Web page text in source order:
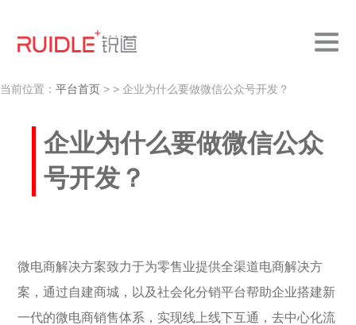
当前位置： 平台首页 > > 企业为什么要做微信公众号开发？
企业为什么要做微信公众
号开发？
微电商解决方案致力于为零售业提供全渠道电商解决方
案，通过自建商城，以及社会化分销平台帮助企业搭建新
一代的微电商销售体系，实现线上线下互通，去中心化流